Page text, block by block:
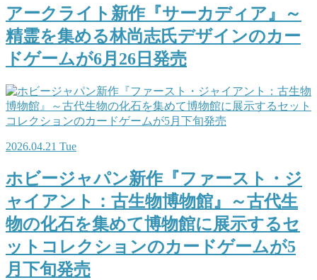
アークライト新作『サーカディア』～
精霊を集める林尚志氏デザインのカー
ドゲームが6月26日発売
2026.04.21 Tue
ホビージャパン新作『ファースト・ジ
ャイアント：古生物博物館』～古代生
物の化石を集めて博物館に展示するセ
ットコレクションのカードゲームが5
月下旬発売